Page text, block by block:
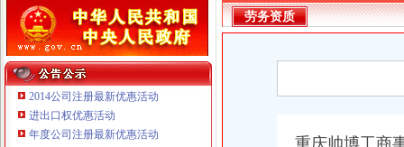
本站导航
2014公司注册最新优惠活动
进出口权优惠活动
年度公司注册最新优惠活动
劳务资质
重庆帅博工商